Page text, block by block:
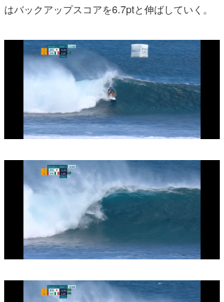
はバックアップスコアを6.7ptと伸ばしていく。